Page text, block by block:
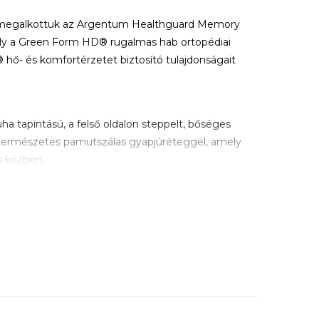
az Argentum Healthguard Memory
a Green Form HD® rugalmas hab ortopédiai
hő- és komfortérzetet biztosító tulajdonságait
tapintású, a felső oldalon steppelt, bőséges
pamutszálas gyapjúréteggel, amely
közben.